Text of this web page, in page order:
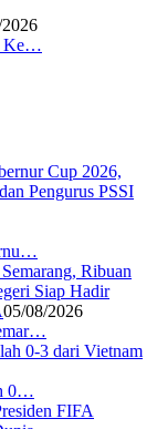
Ke…
05/08/2026
0…